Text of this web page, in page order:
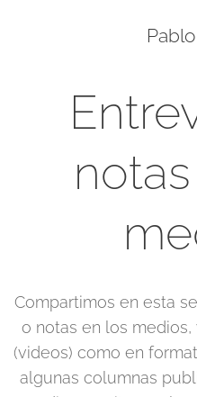
Compartimos en esta
o notas en los medios,
(videos) como en
algunas columnas